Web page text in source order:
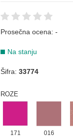
Prosečna ocena:-
Na stanju
Šifra:33774
012 161
015
ROZE
171 016